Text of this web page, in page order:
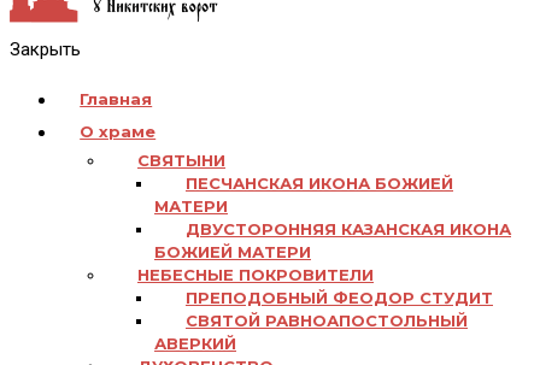
Закрыть
Главная
О храме
СВЯТЫНИ
ПЕСЧАНСКАЯ ИКОНА БОЖИЕЙ
МАТЕРИ
ДВУСТОРОННЯЯ КАЗАНСКАЯ ИКОНА
БОЖИЕЙ МАТЕРИ
НЕБЕСНЫЕ ПОКРОВИТЕЛИ
ПРЕПОДОБНЫЙ ФЕОДОР СТУДИТ
СВЯТОЙ РАВНОАПОСТОЛЬНЫЙ
АВЕРКИЙ